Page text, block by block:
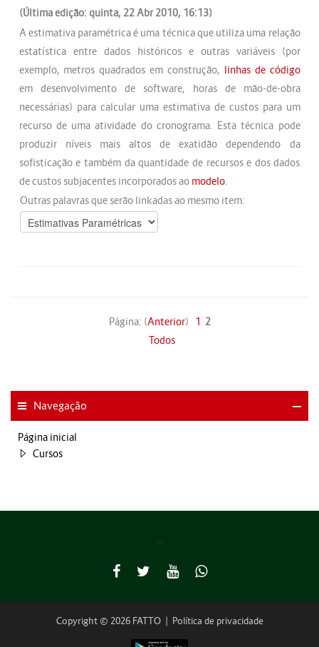
(Última edição: quinta, 22 Abr 2010, 16:13)
A estimativa paramétrica é uma técnica que utiliza uma relação
estatística entre dados históricos e outras variáveis (por
exemplo, metros quadrados em construção, linhas de código
em desenvolvimento de software, horas de mão-de-obra
necessárias) para calcular uma estimativa de custos para um
recurso de uma atividade do cronograma. Esta técnica pode
produzir níveis mais altos de exatidão dependendo da
sofisticação e também da quantidade de recursos e dos dados
de custos subjacentes incorporados ao modelo.
Outras palavras que serão linkadas ao mesmo item:
Página: (Anterior) 1 2
Todos
Navegação
Página inicial
Cursos
Copyright © 2026 FATTO | Política de privacidade